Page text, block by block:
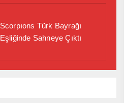
Scorpıons Türk Bayrağı
Eşliğinde Sahneye Çıktı